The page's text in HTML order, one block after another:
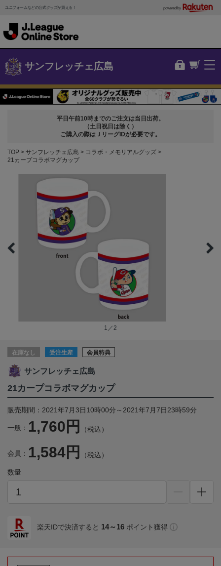
ユニフォームなどの公式グッズが買える！ powered by
サンフレッチェ広島
平日午前10時までのご注文は当日出荷。
（土日祝日は除く）
ご購入の際はＪリーグIDが必要です。
TOP サンフレッチェ広島
コラボ・メモリアルグッズ
21カープコラボマグカップ
1／2
在庫なし 受注生産 会員特典
サンフレッチェ広島
21カープコラボマグカップ
販売期間：2021年7月3日10時00分～2021年7月7日23時59分
一般： 1,760円 （税込）
会員： 1,584円 （税込）
数量
楽天IDで決済すると 14～16 ポイント獲得